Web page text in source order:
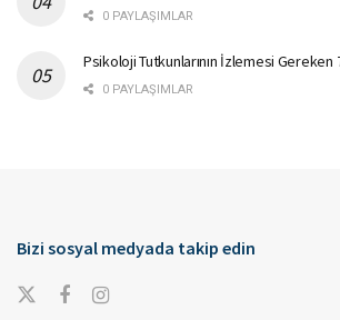
0 PAYLAŞIMLAR
Psikoloji Tutkunlarının İzlemesi Gereken
0 PAYLAŞIMLAR
Bizi sosyal medyada takip edin